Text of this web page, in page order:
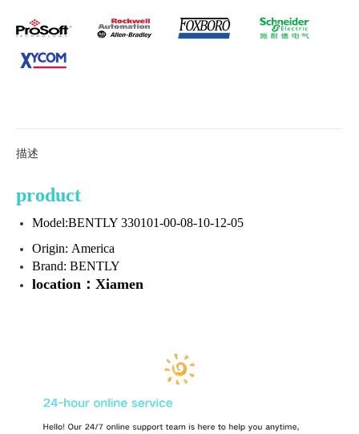
描述
product
Model:BENTLY 330101-00-08-10-12-05
Origin: America
Brand: BENTLY
location：Xiamen